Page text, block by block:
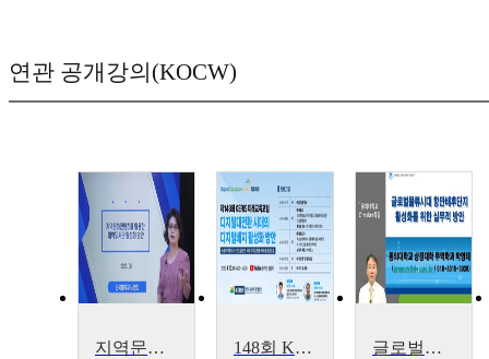
연관 공개강의(KOCW)
지역문화 콘텐츠를 활용한 대학도서관 활성화 방안 148회 KERIS 미래교육 포럼 : 디지털 대전환 시대의 디지털배지 활성화 방안 글로벌물류시대 항만배후단지 활성화를 위한 실무적 방안